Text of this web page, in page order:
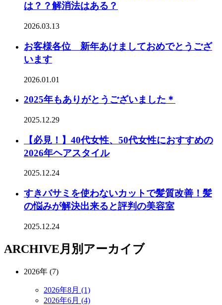
は？？解消法はある？
2026.03.13
お客様各位 新年あけましておめでとうござ
います
2026.01.01
2025年もありがとうございました＊
2025.12.29
【必見！】40代女性、50代女性におすすめの
2026年ヘアスタイル
2025.12.24
すきバサミを使わないカットで髪質改善！髪
の悩みが解決出来ると評判の美容室
2025.12.24
ARCHIVE月別アーカイブ
2026年 (7)
2026年8月 (1)
2026年6月 (4)